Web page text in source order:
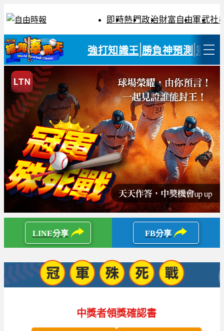
即時熱門政治財富自由軍武社
強打知識王 勝負神預測 冠軍
LINE分享 FB分享
中獎者領獎確認書